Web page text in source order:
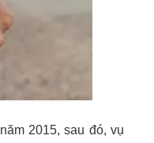
2015, sau đó, vụ